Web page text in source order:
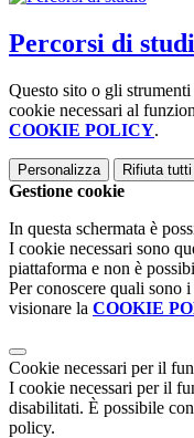
Percorsi di
Questo sito o gli
cookie necessari al
COOKIE POLICY.
Personalizza Rifiuta tutti
Gestione cookie
In questa schermata è
I cookie necessari sono
piattaforma e non è
Per conoscere quali sono
visionare la COOKIE
Cookie necessari per il
I cookie necessari per il
disabilitati. È possibile
policy.